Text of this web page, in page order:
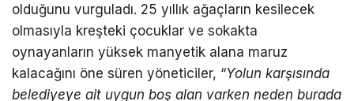
olduğunu vurguladı. 25 yıllık ağaçların kesilecek
olmasıyla kreşteki çocuklar ve sokakta
oynayanların yüksek manyetik alana maruz
kalacağını öne süren yöneticiler, “Yolun karşısında
belediyeye ait uygun boş alan varken neden burada